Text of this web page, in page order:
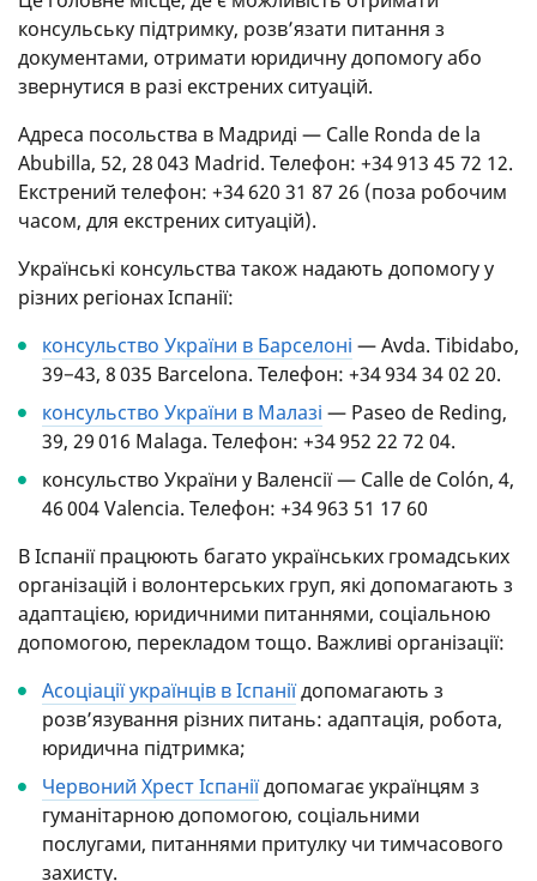
консульську підтримку, розв’язати питання з
документами, отримати юридичну допомогу або
звернутися в разі екстрених ситуацій.
Адреса посольства в Мадриді — Calle Ronda de la
Abubilla, 52, 28 043 Madrid. Телефон: +34 913 45 72 12.
Екстрений телефон: +34 620 31 87 26 (поза робочим
часом, для екстрених ситуацій).
Українські консульства також надають допомогу у
різних регіонах Іспанії:
консульство України в Барселоні — Avda. Tibidabo,
39−43, 8 035 Barcelona. Телефон: +34 934 34 02 20.
консульство України в Малазі — Paseo de Reding,
39, 29 016 Malaga. Телефон: +34 952 22 72 04.
консульство України у Валенсії — Calle de Colón, 4,
46 004 Valencia. Телефон: +34 963 51 17 60
В Іспанії працюють багато українських громадських
організацій і волонтерських груп, які допомагають з
адаптацією, юридичними питаннями, соціальною
допомогою, перекладом тощо. Важливі організації:
Асоціації українців в Іспаніїдопомагають з
розв’язування різних питань: адаптація, робота,
юридична підтримка;
Червоний Хрест Іспаніїдопомагає українцям з
гуманітарною допомогою, соціальними
послугами, питаннями притулку чи тимчасового
захисту.